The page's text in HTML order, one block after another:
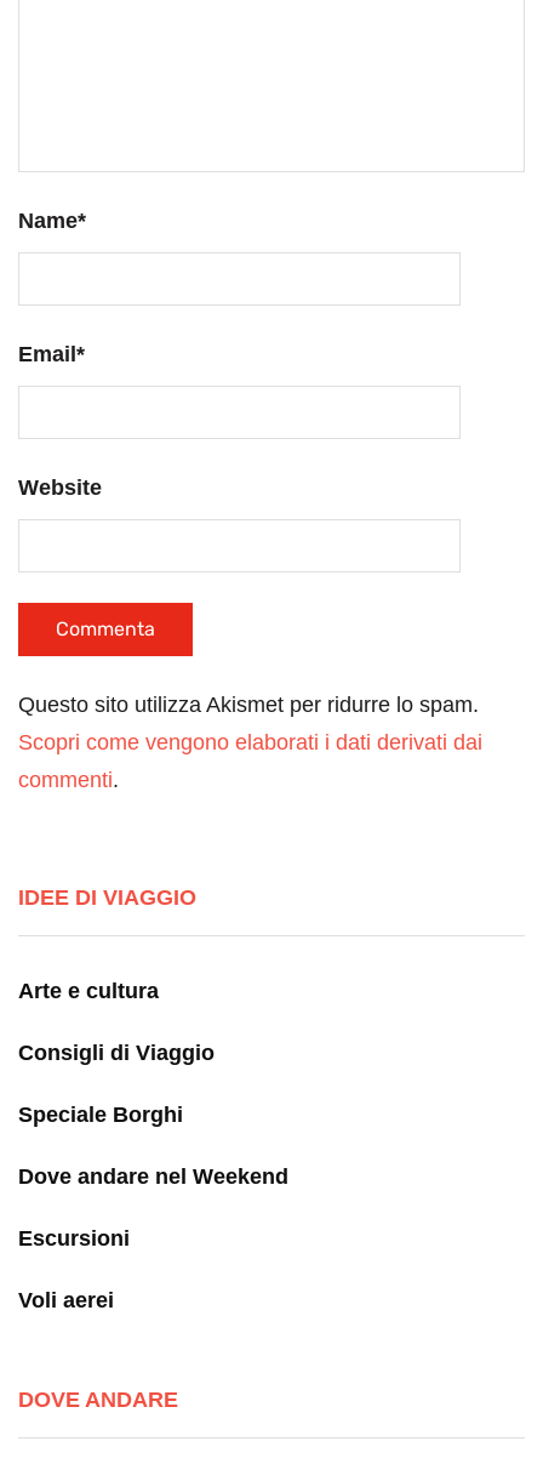
Name*
Email*
Website
Questo sito utilizza Akismet per ridurre lo spam.
Scopri come vengono elaborati i dati derivati dai
commenti.
IDEE DI VIAGGIO
Arte e cultura
Consigli di Viaggio
Speciale Borghi
Dove andare nel Weekend
Escursioni
Voli aerei
DOVE ANDARE